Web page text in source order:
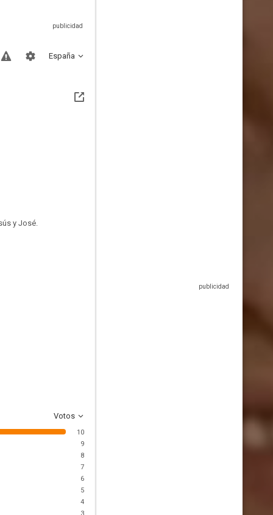
España
y José.
Votos
10
9
8
7
6
5
4